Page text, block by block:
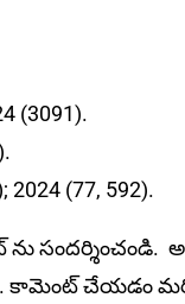
(3091).
2024 (77, 592).
ను
కామెంట్ చేయడం